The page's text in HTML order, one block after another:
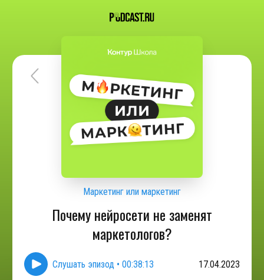
Маркетинг или маркетинг
Почему нейросети не заменят
маркетологов?
Слушать эпизод • 00:38:13 17.04.2023